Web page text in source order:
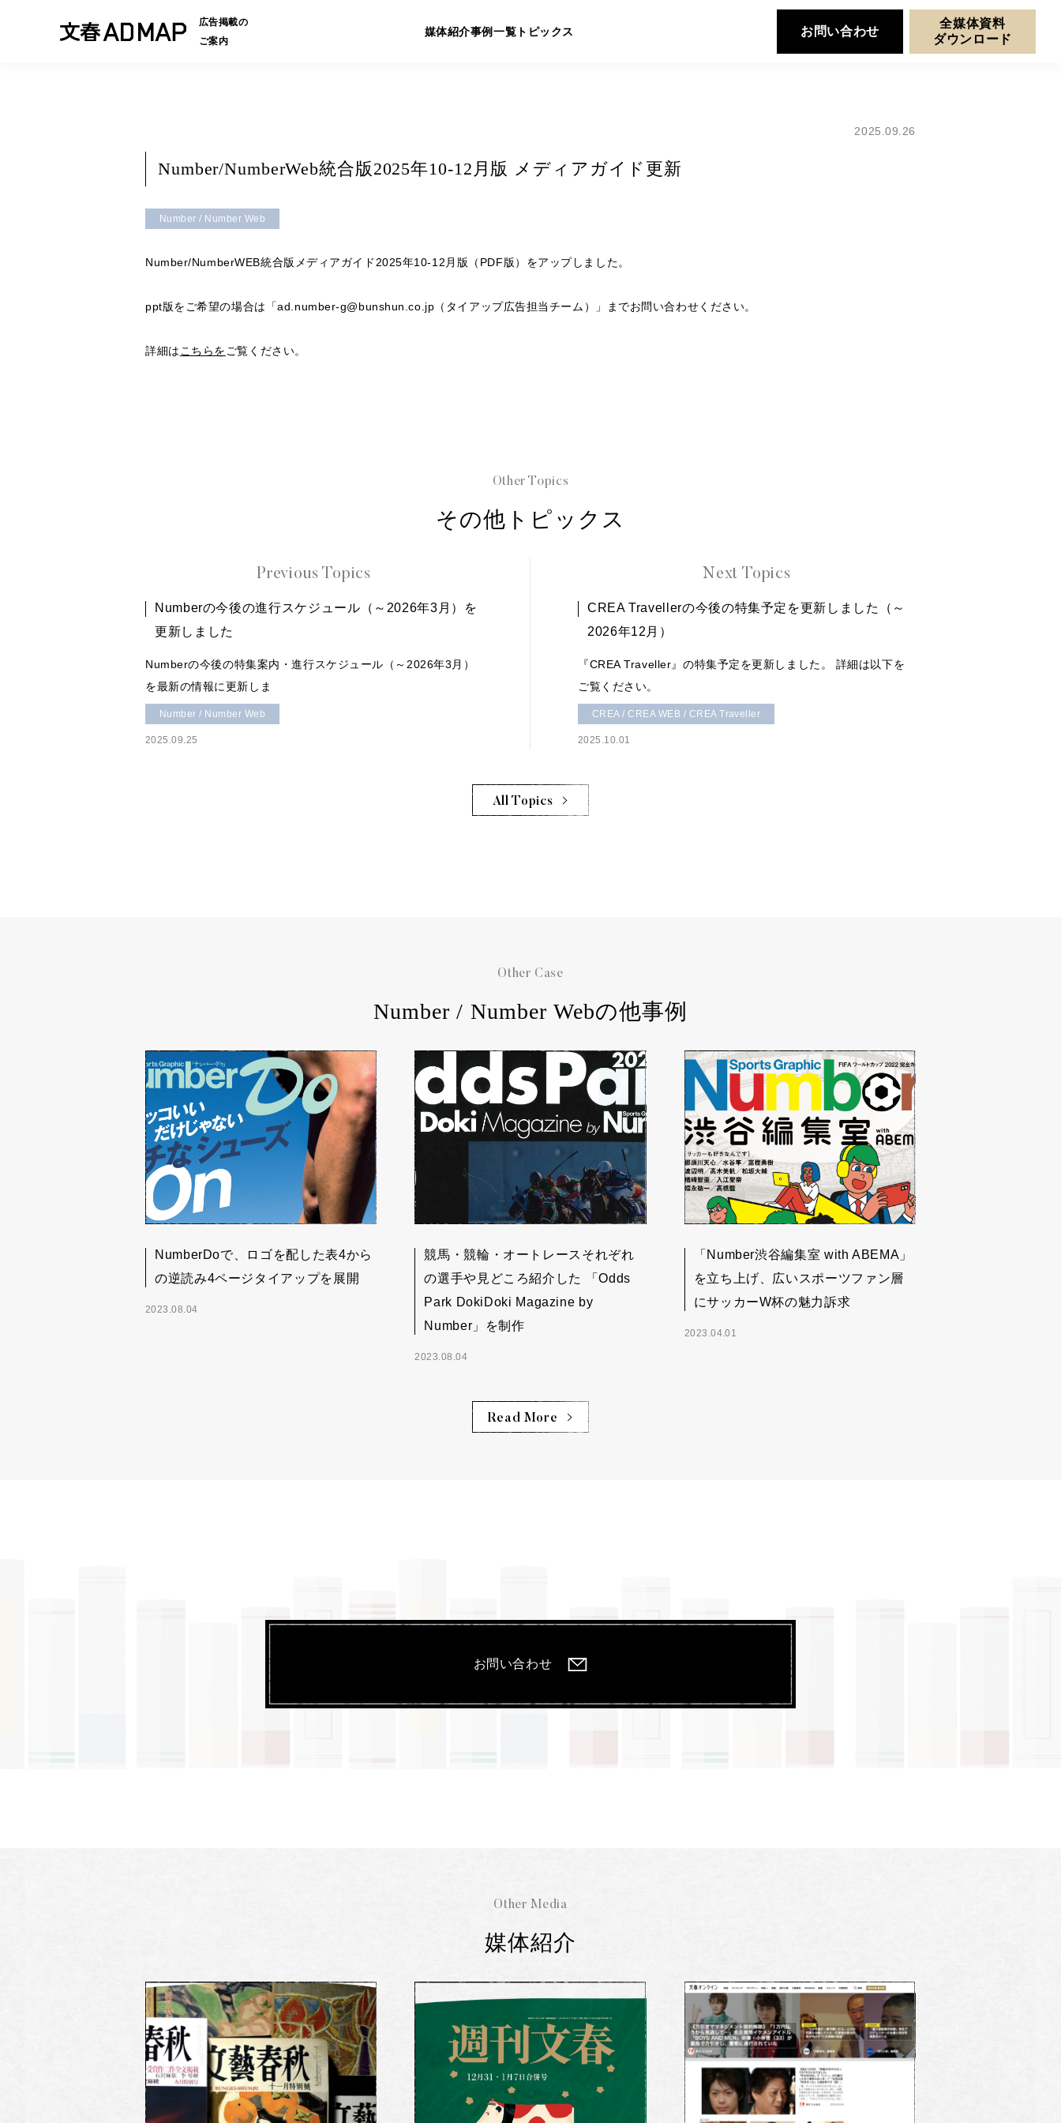
広告掲載の
ご案内
媒体紹介事例一覧 トピックス お問い合わせ
全媒体資料
ダウンロード
2025.09.26
Number/NumberWeb統合版2025年10-12月版 メディアガイド更新
Number / Number Web
Number/NumberWEB統合版メディアガイド2025年10-12月版（PDF版）をアップしました。
ppt版をご希望の場合は「ad.number-g@bunshun.co.jp（タイアップ広告担当チーム）」までお問い合わせください。
詳細は こちらを ご覧ください。
Other Topics
その他トピックス
Previous Topics
Numberの今後の進行スケジュール（～2026年3月）を
更新しました
Numberの今後の特集案内・進行スケジュール（～2026年3月）
を最新の情報に更新しま
Number / Number Web
2025.09.25
Next Topics
CREA Travellerの今後の特集予定を更新しました（～
2026年12月）
『CREA Traveller』の特集予定を更新しました。 詳細は以下を
ご覧ください。
CREA / CREA WEB / CREA Traveller
2025.10.01
All Topics
Other Case
Number / Number Webの他事例
NumberDoで、ロゴを配した表4から
の逆読み4ページタイアップを展開
2023.08.04
競馬・競輪・オートレースそれぞれ
の選手や見どころ紹介した 「Odds
Park DokiDoki Magazine by
Number」を制作
2023.08.04
「Number渋谷編集室 with ABEMA」
を立ち上げ、広いスポーツファン層
にサッカーW杯の魅力訴求
2023.04.01
Read More
お問い合わせ
Other Media
媒体紹介